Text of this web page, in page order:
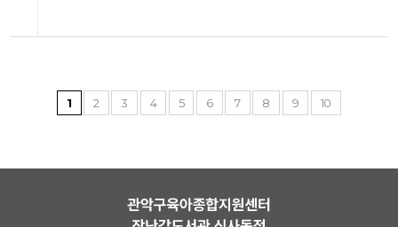
1 2 3 4 5 6 7 8 9 10